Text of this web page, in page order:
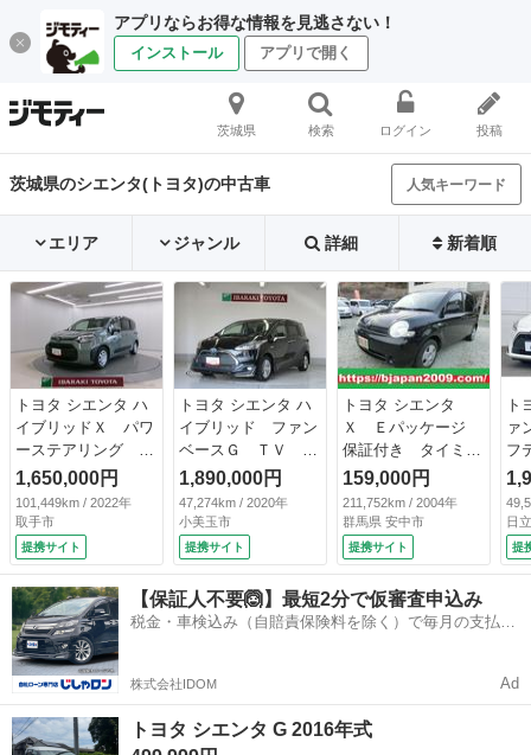
アプリならお得な情報を見逃さない！
インストール アプリで開く
茨城県 検索 ログイン 投稿
茨城県のシエンタ(トヨタ)の中古車 人気キーワード
エリア ジャンル 詳細 新着順
トヨタ シエンタ ハ
イブリッドＸ パワ
ーステアリング エ
アコン エアバッ
グ パワーウィンド
ウ ＡＢＳ （車検
整備付）
1,650,000円
101,449km / 2022年
取手市
提携サイト
トヨタ シエンタ ハ
イブリッド ファン
ベースＧ ＴＶ 横
滑り防止 バックモ
ニタ－ オートクル
ーズコントロール
エアコン ＬＥＤヘ
ッドライト ＡＷ
運転席エアバック
パワステ イモビラ
イザー ＥＴＣ キ
ＡＢＳ Ｗエアバッ
1,890,000円
47,274km / 2020年
小美玉市
提携サイト
トヨタ シエンタ
Ｘ Ｅパッケージ
保証付き タイミン
グチェーン キーレ
ス ３列シート
（検9.4）
159,000円
211,752km / 2004年
群馬県 安中市
提携サイト
ト
ァ
フ
ン
Ｓ
メ
シ
ド
Ｃ
イ
日
提
【保証人不要🙆】最短2分で仮審査申込み
税金・車検込み（自賠責保険料を除く）で毎月の支払額
株式会社IDOM Ad
トヨタ シエンタ G 2016年式